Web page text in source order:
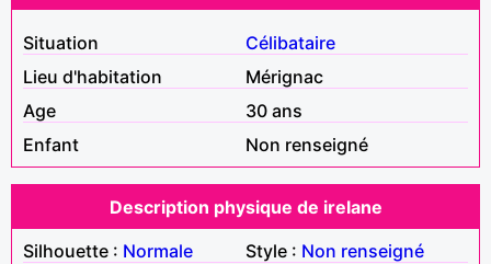
Situation
Célibataire
Lieu d'habitation
Mérignac
Age
30 ans
Enfant
Non renseigné
Description physique de irelane
Silhouette : Normale Style : Non renseigné